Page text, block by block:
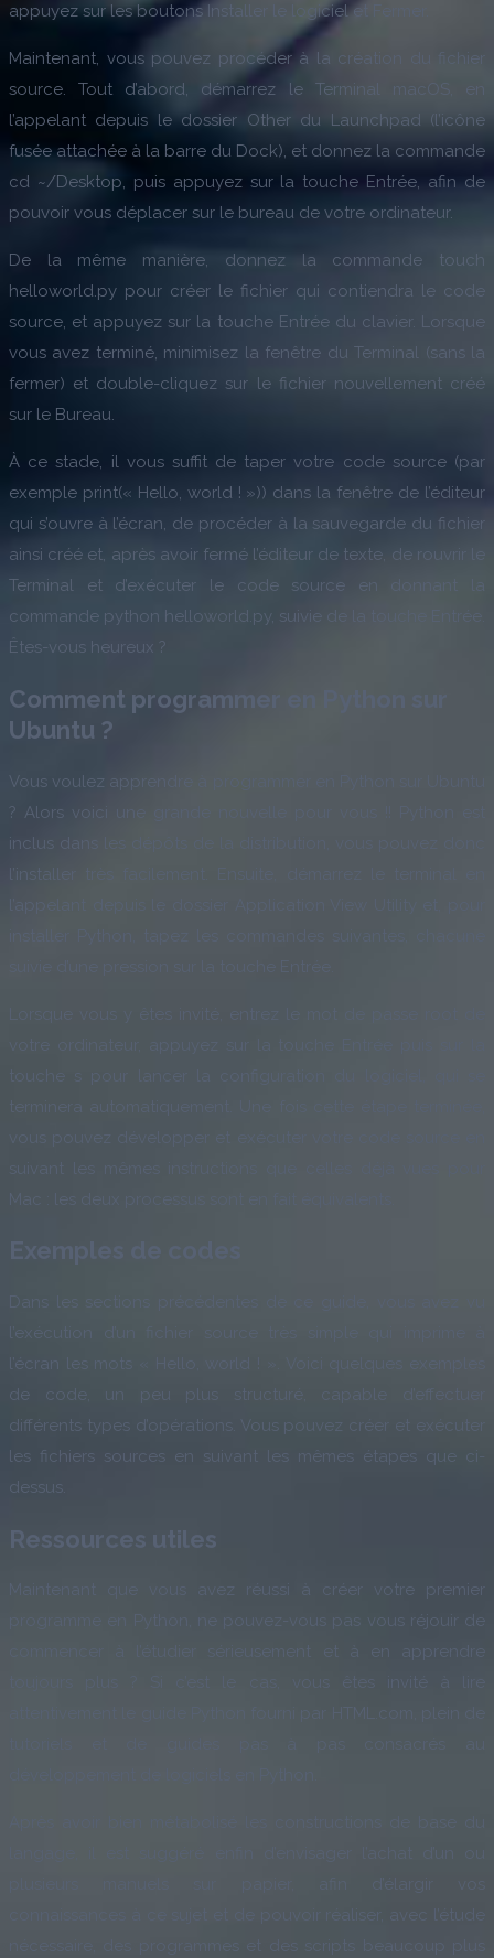
appuyez sur les boutons Installer le logiciel et Fermer.
Maintenant, vous pouvez procéder à la création du fichier
source. Tout d’abord, démarrez le Terminal macOS, en
l’appelant depuis le dossier Other du Launchpad (l’icône
fusée attachée à la barre du Dock), et donnez la commande
cd ~/Desktop, puis appuyez sur la touche Entrée, afin de
pouvoir vous déplacer sur le bureau de votre ordinateur.
De la même manière, donnez la commande touch
helloworld.py pour créer le fichier qui contiendra le code
source, et appuyez sur la touche Entrée du clavier. Lorsque
vous avez terminé, minimisez la fenêtre du Terminal (sans la
fermer) et double-cliquez sur le fichier nouvellement créé
sur le Bureau.
À ce stade, il vous suffit de taper votre code source (par
exemple print(« Hello, world ! »)) dans la fenêtre de l’éditeur
qui s’ouvre à l’écran, de procéder à la sauvegarde du fichier
ainsi créé et, après avoir fermé l’éditeur de texte, de rouvrir le
Terminal et d’exécuter le code source en donnant la
commande python helloworld.py, suivie de la touche Entrée.
Êtes-vous heureux ?
Comment programmer en Python sur
Ubuntu ?
Vous voulez apprendre à programmer en Python sur Ubuntu
? Alors voici une grande nouvelle pour vous !! Python est
inclus dans les dépôts de la distribution, vous pouvez donc
l’installer très facilement. Ensuite, démarrez le terminal en
l’appelant depuis le dossier Application View Utility et, pour
votre ordinateur, appuyez sur la touche Entrée puis sur la
touche s pour lancer la configuration du logiciel, qui se
terminera automatiquement. Une fois cette étape terminée,
vous pouvez développer et exécuter votre code source en
suivant les mêmes instructions que celles déjà vues pour
Mac : les deux processus sont en fait équivalents.
Dans les sections précédentes de ce guide, vous avez vu
l’exécution d’un fichier source très simple qui imprime à
l’écran les mots « Hello, world ! ». Voici quelques exemples
de code, un peu plus structuré, capable d’effectuer
différents types d’opérations. Vous pouvez créer et exécuter
les fichiers sources en suivant les mêmes étapes que ci-
dessus.
Ressources utiles
Maintenant que vous avez réussi à créer votre premier
programme en Python, ne pouvez-vous pas vous réjouir de
commencer à l’étudier sérieusement et à en apprendre
toujours plus ? Si c’est le cas, vous êtes invité à lire
plusieurs manuels sur papier, afin d’élargir vos
connaissances à ce sujet et de pouvoir réaliser, avec l’étude
nécessaire, des programmes et des scripts beaucoup plus